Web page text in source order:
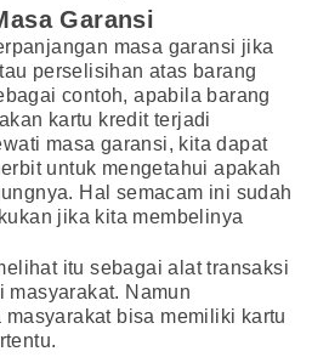
Garansi
masa garansi jika
perselisihan atas barang
contoh, apabila barang
kartu kredit terjadi
masa garansi, kita dapat
untuk mengetahui apakah
Hal semacam ini sudah
jika kita membelinya
itu sebagai alat transaksi
masyarakat. Namun
bisa memiliki kartu